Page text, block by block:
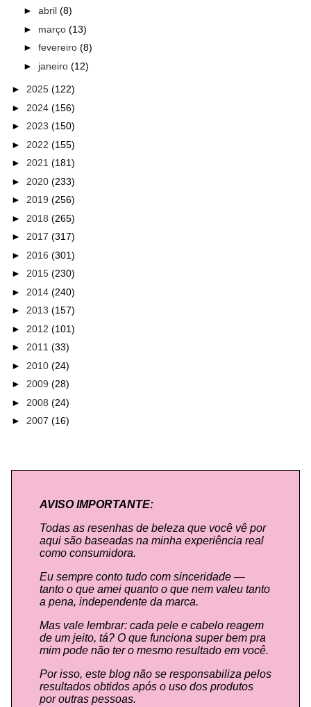
► abril (8)
► março (13)
► fevereiro (8)
► janeiro (12)
► 2025 (122)
► 2024 (156)
► 2023 (150)
► 2022 (155)
► 2021 (181)
► 2020 (233)
► 2019 (256)
► 2018 (265)
► 2017 (317)
► 2016 (301)
► 2015 (230)
► 2014 (240)
► 2013 (157)
► 2012 (101)
► 2011 (33)
► 2010 (24)
► 2009 (28)
► 2008 (24)
► 2007 (16)
AVISO IMPORTANTE:
Todas as resenhas de beleza que você vê por
aqui são baseadas na minha experiência real
como consumidora.
Eu sempre conto tudo com sinceridade —
tanto o que amei quanto o que nem valeu tanto
a pena, independente da marca.
Mas vale lembrar: cada pele e cabelo reagem
de um jeito, tá? O que funciona super bem pra
mim pode não ter o mesmo resultado em você.
Por isso, este blog não se responsabiliza pelos
resultados obtidos após o uso dos produtos
por outras pessoas.